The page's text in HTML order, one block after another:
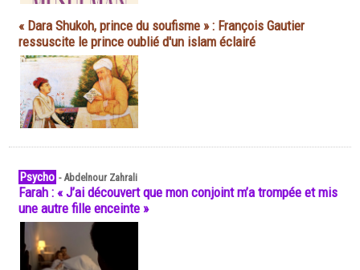
« Dara Shukoh, prince du soufisme » : François Gautier
ressuscite le prince oublié d'un islam éclairé
Psycho -Abdelnour Zahrali
Farah : « J’ai découvert que mon conjoint m’a trompée et mis
une autre fille enceinte »